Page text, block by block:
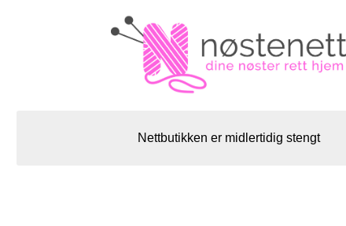
Nettbutikken er midlertidig stengt